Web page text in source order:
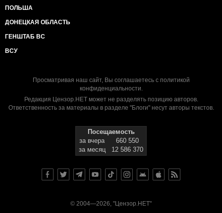
ПОЛЬША
ДОНЕЦКАЯ ОБЛАСТЬ
ГЕНШТАБ ВС
ВСУ
Просматривая наш сайт, Вы соглашаетесь с политикой
конфиденциальности.
Редакция Цензор.НЕТ может не разделять позицию авторов.
Ответственность за материалы в разделе "Блоги" несут авторы текстов.
Посещаемость
за вчера
660 550
за месяц
12 586 370
© 2004—2026, "Цензор.НЕТ"